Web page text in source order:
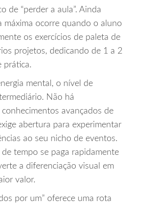
de “perder a aula”. Ainda
máxima ocorre quando o aluno
os exercícios de paleta de
projetos, dedicando de 1 a 2
prática.
mental, o nível de
Não há
conhecimentos avançados de
abertura para experimentar
ao seu nicho de eventos.
tempo se paga rapidamente
a diferenciação visual em
valor.
por um” oferece uma rota